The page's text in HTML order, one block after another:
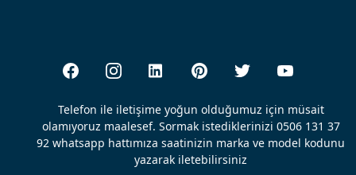
Telefon ile iletişime yoğun olduğumuz için müsait
olamıyoruz maalesef. Sormak istediklerinizi 0506 131 37
92 whatsapp hattımıza saatinizin marka ve model kodunu
yazarak iletebilirsiniz